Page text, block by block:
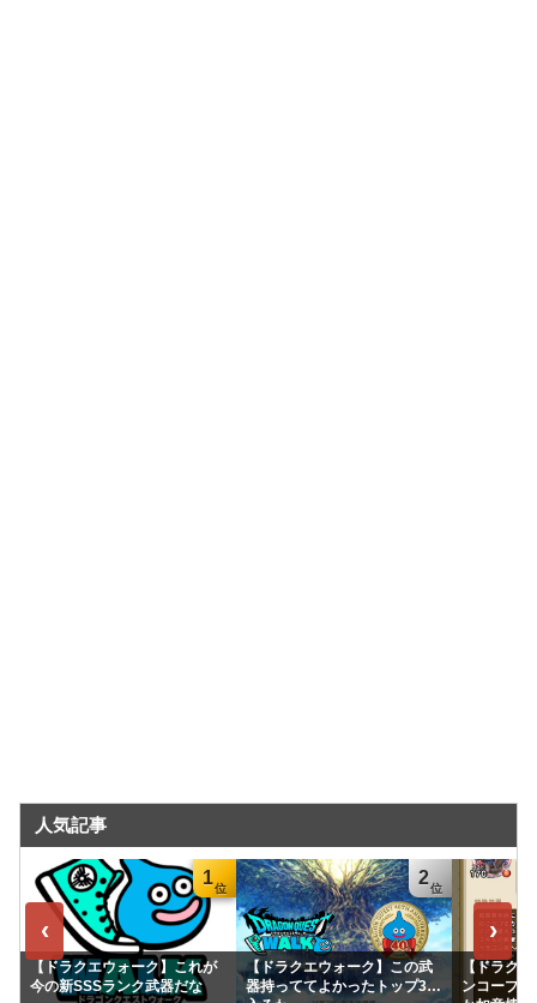
人気記事
‹
1
【ドラクエウォーク】これが
今の新SSSランク武器だな
2
【ドラクエウォーク】この武
器持っててよかったトップ3に
【ドラク
ンコープ
›